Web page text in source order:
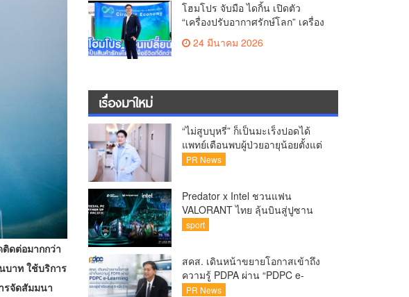
ดต่อมากกว่า
บาท ใช้บริการ
รจัดสัมมนา
โฮมโปร จับมือ ไดกิ้น เปิดตัว
“เครื่องปรับอากาศรักษ์โลก” เครื่อง
แรกในไทย ยกระดับ Closed-Loop
Circular Products เปลี่ยนของเก่าสู่
24 มีนาคม 2026
เรื่องมาใหม่
“ไม่สูบบุหรี่” ก็เป็นมะเร็งปอดได้
แพทย์เตือนพบผู้ป่วยอายุน้อยตั้งแต่
วัย 35 ปีเพิ่มขึ้นคนไทยกว่า 70%
PR News
Predator x Intel ชวนแฟน
VALORANT ไทย ลุ้นบินสู่ปูซาน
เชียร์ศึก VCT Pacific Finals Busan
สู่ปูซาน แบบติดขอบสนาม พร้อม
กิจกรรมสุดพิเศษตลอดทัวร์นาเมนต์
sport
สคส. เดินหน้าขยายโอกาสเข้าถึง
ความรู้ PDPA ผ่าน “PDPC e-
Learning” เรียนฟรี ทุกที่ ทุกเวลา
PR News